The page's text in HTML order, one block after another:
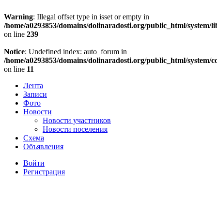
Warning: Illegal offset type in isset or empty in
/home/a0293853/domains/dolinaradosti.org/public_html/system/
on line 239
Notice: Undefined index: auto_forum in
/home/a0293853/domains/dolinaradosti.org/public_html/
on line 11
Лента
Записи
Фото
Новости
Новости участников
Новости поселения
Схема
Объявления
Войти
Регистрация